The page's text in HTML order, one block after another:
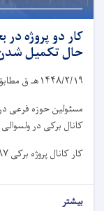
کار دو پروژه
حال تکمیل
۱۴۴۸/۲/۱۹هـ ق
مسئولین حوزه فرعی
کانال برکی در
کار کانال پروژه برکی
بیشتر